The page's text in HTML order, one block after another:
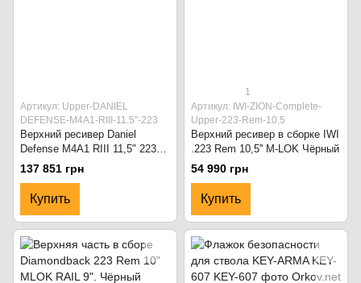
Артикул: Upper-DANIEL
DEFENSE-M4A1-RIII-11.5"-223
Верхний ресивер Daniel
Defense M4A1 RIII 11,5" 223
Rem. Flat Dark Earth
137 851 грн
Купить
1
Артикул: IWI-ZION-Complete-
Upper-223-Rem-10,5
Верхний ресивер в сборке IWI
.223 Rem 10,5'' M-LOK Чёрный
54 990 грн
Купить